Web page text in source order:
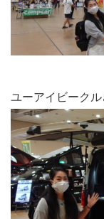
ユーアイビークル